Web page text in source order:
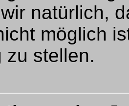
natürlich,
möglich
zu stellen.